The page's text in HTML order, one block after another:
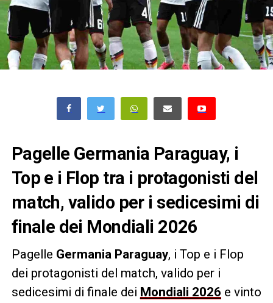
Pagelle Germania Paraguay, i
Top e i Flop tra i protagonisti del
match, valido per i sedicesimi di
finale dei Mondiali 2026
Pagelle Germania Paraguay, i Top e i Flop
dei protagonisti del match, valido per i
sedicesimi di finale dei Mondiali 2026 e vinto